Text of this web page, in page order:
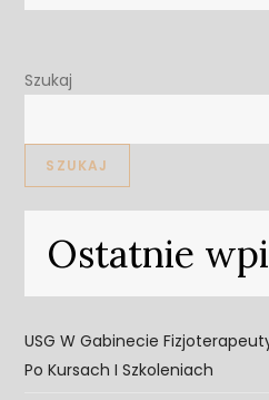
Szukaj
SZUKAJ
Ostatnie
USG W Gabinecie
Po Kursach I Szkoleniach